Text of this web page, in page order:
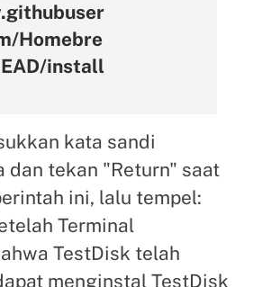
Homebre
install
kata sandi
dan tekan "Return" saat
ini, lalu tempel:
Terminal
TestDisk telah
menginstal TestDisk